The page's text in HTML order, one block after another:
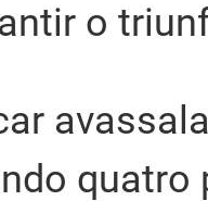
o
quatro